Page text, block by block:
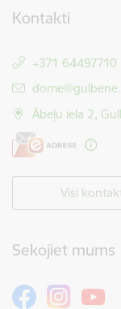
Kontakti
+371 64497710
E-pasts:
Ābeļu iela 2,
Visi
Sekojiet mums